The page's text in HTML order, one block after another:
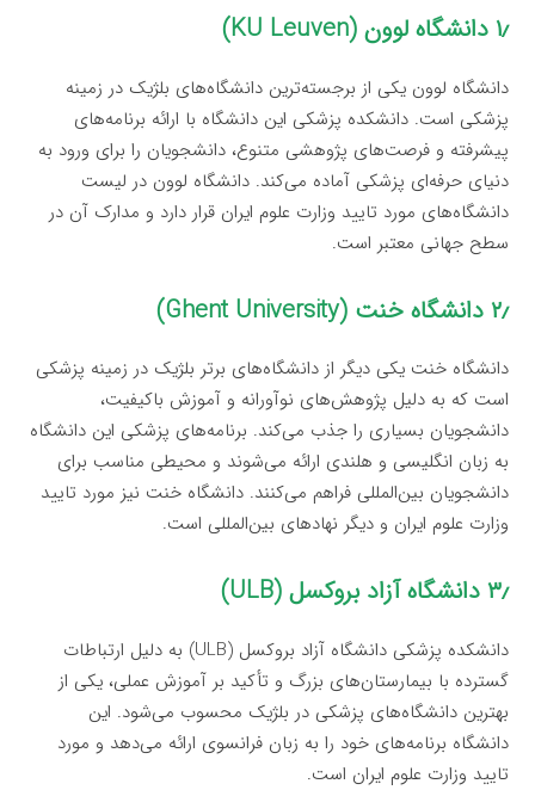
۱٫ دانشگاه لوون (KU Leuven)
دانشگاه لوون یکی از برجسته‌ترین دانشگاه‌های بلژیک در زمینه
پزشکی است. دانشکده پزشکی این دانشگاه با ارائه برنامه‌های
پیشرفته و فرصت‌های پژوهشی متنوع، دانشجویان را برای ورود به
دنیای حرفه‌ای پزشکی آماده می‌کند. دانشگاه لوون در لیست
دانشگاه‌های مورد تایید وزارت علوم ایران قرار دارد و مدارک آن در
سطح جهانی معتبر است.
۲٫ دانشگاه خنت (Ghent University)
دانشگاه خنت یکی دیگر از دانشگاه‌های برتر بلژیک در زمینه پزشکی
است که به دلیل پژوهش‌های نوآورانه و آموزش باکیفیت،
دانشجویان بسیاری را جذب می‌کند. برنامه‌های پزشکی این دانشگاه
به زبان انگلیسی و هلندی ارائه می‌شوند و محیطی مناسب برای
دانشجویان بین‌المللی فراهم می‌کنند. دانشگاه خنت نیز مورد تایید
وزارت علوم ایران و دیگر نهادهای بین‌المللی است.
۳٫ دانشگاه آزاد بروکسل (ULB)
دانشکده پزشکی دانشگاه آزاد بروکسل (ULB) به دلیل ارتباطات
گسترده با بیمارستان‌های بزرگ و تأکید بر آموزش عملی، یکی از
بهترین دانشگاه‌های پزشکی در بلژیک محسوب می‌شود. این
دانشگاه برنامه‌های خود را به زبان فرانسوی ارائه می‌دهد و مورد
تایید وزارت علوم ایران است.